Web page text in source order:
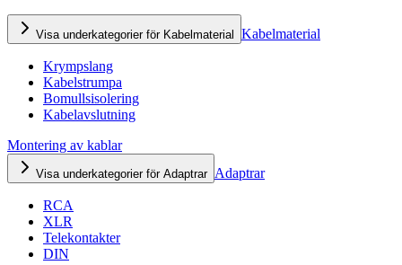
Visa underkategorier för Kabelmaterial Kabelmaterial
Krympslang
Kabelstrumpa
Bomullsisolering
Kabelavslutning
Montering av kablar
Visa underkategorier för Adaptrar Adaptrar
RCA
XLR
Telekontakter
DIN